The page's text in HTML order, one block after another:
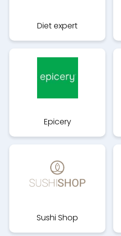
Diet expert
Epicery
Sushi Shop